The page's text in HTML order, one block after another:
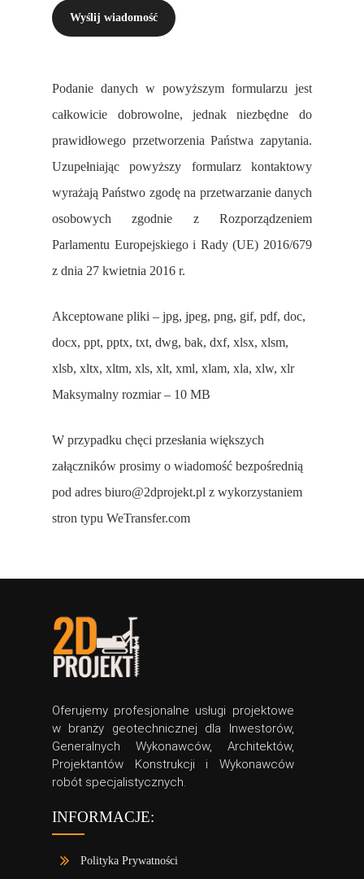
Podanie danych w powyższym formularzu jest
całkowicie dobrowolne, jednak niezbędne do
prawidłowego przetworzenia Państwa zapytania.
Uzupełniając powyższy formularz kontaktowy
wyrażają Państwo zgodę na przetwarzanie danych
osobowych zgodnie z Rozporządzeniem
Parlamentu Europejskiego i Rady (UE) 2016/679
z dnia 27 kwietnia 2016 r.
Akceptowane pliki – jpg, jpeg, png, gif, pdf, doc,
docx, ppt, pptx, txt, dwg, bak, dxf, xlsx, xlsm,
xlsb, xltx, xltm, xls, xlt, xml, xlam, xla, xlw, xlr
Maksymalny rozmiar – 10 MB
W przypadku chęci przesłania większych
załączników prosimy o wiadomość bezpośrednią
pod adres biuro@2dprojekt.pl z wykorzystaniem
stron typu WeTransfer.com
Oferujemy profesjonalne usługi projektowe
w branży geotechnicznej dla Inwestorów,
Generalnych Wykonawców, Architektów,
Projektantów Konstrukcji i Wykonawców
robót specjalistycznych.
INFORMACJE:
Polityka Prywatności